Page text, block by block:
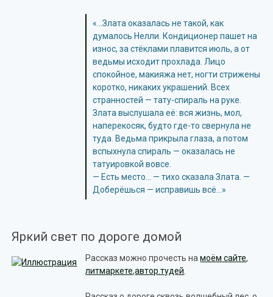
«…Злата оказалась не такой, как
думалось Нелли. Кондиционер пашет на
износ, за стёклами плавится июль, а от
ведьмы исходит прохлада. Лицо
спокойное, макияжа нет, ногти стрижены
коротко, никаких украшений. Всех
странностей — тату-спираль на руке.
Злата выслушала её: вся жизнь, мол,
наперекосяк, будто где-то свернула не
туда. Ведьма прикрыла глаза, а потом
вспыхнула спираль — оказалась не
татуировкой вовсе.
— Есть место… — тихо сказала Злата. —
Доберёшься — исправишь всё…»
Яркий свет по дороге домой
Рассказ можно прочесть намоём сайте,
литмаркете,автор.тудей